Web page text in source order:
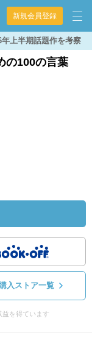
新規会員登録
年上半期話題作を考察
の100の言葉
入ストア一覧
を得ています